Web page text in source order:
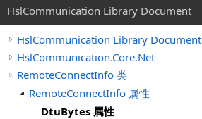
HslCommunication Library Document
HslCommunication Library Document
HslCommunication.Core.Net
RemoteConnectInfo 类
RemoteConnectInfo 属性
DtuBytes 属性